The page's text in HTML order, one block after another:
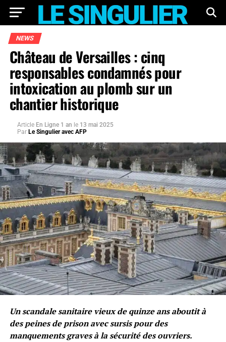
NEWS
Château de Versailles : cinq
responsables condamnés pour
intoxication au plomb sur un
chantier historique
Article En Ligne 1 an le 13 mai 2025
Par Le Singulier avec AFP
Un scandale sanitaire vieux de quinze ans aboutit à
des peines de prison avec sursis pour des
manquements graves à la sécurité des ouvriers.